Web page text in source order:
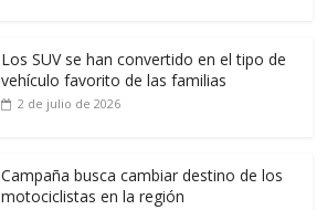
Los SUV se han convertido en el tipo de
vehículo favorito de las familias
2 de julio de 2026
Campaña busca cambiar destino de los
motociclistas en la región